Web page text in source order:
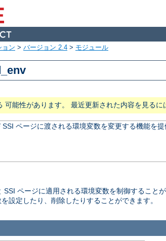
ョン > バージョン 2.4 > モジュール
能性があります。 最近更新された内容を見るに
ページに渡される環境変数を変更する機能を提
ページに適用される環境変数を制御すること
設定したり、削除したりすることができます。